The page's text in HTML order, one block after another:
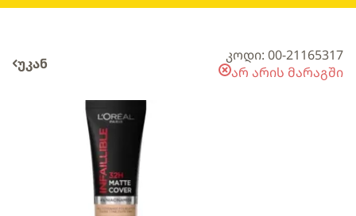
უკან
კოდი: 00-21165317
არ არის მარაგში